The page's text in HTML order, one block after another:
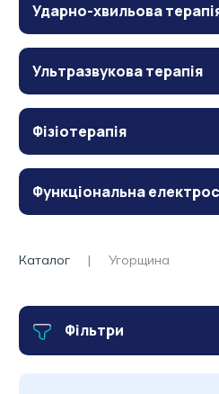
Ударно-хвильова
Ультразвукова терапія
Фізіотерапія
Функціональна
Каталог Угорщина
Фільтри